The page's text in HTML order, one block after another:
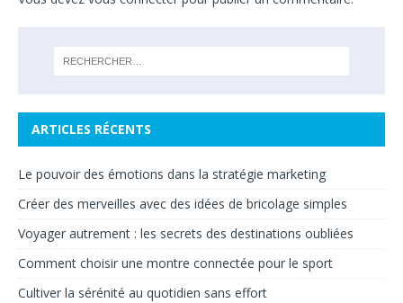
ARTICLES RÉCENTS
Le pouvoir des émotions dans la stratégie marketing
Créer des merveilles avec des idées de bricolage simples
Voyager autrement : les secrets des destinations oubliées
Comment choisir une montre connectée pour le sport
Cultiver la sérénité au quotidien sans effort